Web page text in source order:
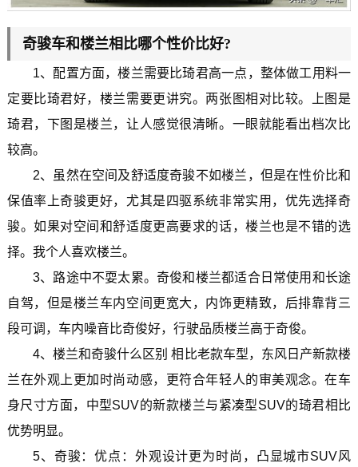
奇骏车和楼兰相比哪个性价比好?
1、配置方面，楼兰需要比琦君高一点，整体做工用料一
定要比琦君好，楼兰需要更讲究。两张图相对比较。上图是
琦君，下图是楼兰，让人感觉很清晰。一眼就能看出档次比
较高。
2、虽然在空间及舒适度奇骏不如楼兰，但是在性价比和
保值率上奇骏更好，尤其是四驱系统非常实用，优先选择奇
骏。如果对空间和舒适度更高要求的话，楼兰也是不错的选
择。我个人喜欢楼兰。
3、路途中不耍太累。奇俊和楼兰都适合日常使用和长途
自驾，但是楼兰车内空间更宽大，内饰更精致，后排靠背三
段可调，车内噪音比奇俊好，行驶品质楼兰高于奇俊。
4、楼兰和奇骏什么区别 相比老款车型，东风日产新款楼
兰在外观上更加时尚动感，更符合年轻人的审美观念。在车
身尺寸方面，中型SUV的新款楼兰与紧凑型SUV的琦君相比
优势明显。
5、奇骏：优点：外观设计更为时尚，凸显城市SUV风